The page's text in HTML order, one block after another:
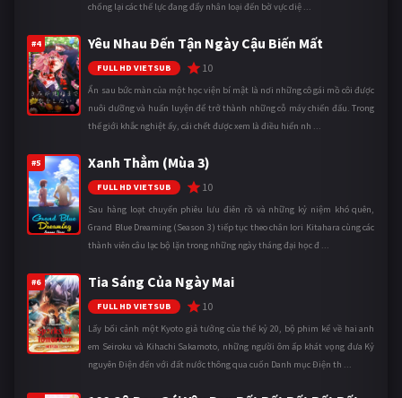
chống lại các thế lực đang đẩy nhân loại đến bờ vực diệ ...
#4 Yêu Nhau Đến Tận Ngày Cậu Biến Mất
FULL HD VIETSUB 10
Ẩn sau bức màn của một học viện bí mật là nơi những cô gái mồ côi được
nuôi dưỡng và huấn luyện để trở thành những cỗ máy chiến đấu. Trong
thế giới khắc nghiệt ấy, cái chết được xem là điều hiển nh ...
#5 Xanh Thẳm (Mùa 3)
FULL HD VIETSUB 10
Sau hàng loạt chuyến phiêu lưu điên rồ và những kỷ niệm khó quên,
Grand Blue Dreaming (Season 3) tiếp tục theo chân Iori Kitahara cùng các
thành viên câu lạc bộ lặn trong những ngày tháng đại học đ ...
#6 Tia Sáng Của Ngày Mai
FULL HD VIETSUB 10
Lấy bối cảnh một Kyoto giả tưởng của thế kỷ 20, bộ phim kể về hai anh
em Seiroku và Kihachi Sakamoto, những người ôm ấp khát vọng đưa Kỷ
nguyên Điện đến với đất nước thông qua cuốn Danh mục Điện th ...